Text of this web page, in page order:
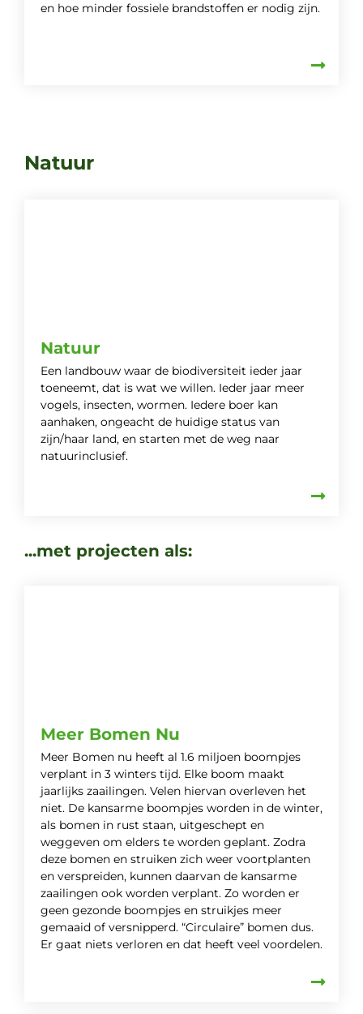
en hoe minder fossiele brandstoffen er nodig zijn.
Natuur
Natuur
Een landbouw waar de biodiversiteit ieder jaar
toeneemt, dat is wat we willen. Ieder jaar meer
vogels, insecten, wormen. Iedere boer kan
aanhaken, ongeacht de huidige status van
zijn/haar land, en starten met de weg naar
natuurinclusief.
...met projecten als:
Meer Bomen Nu
Meer Bomen nu heeft al 1.6 miljoen boompjes
verplant in 3 winters tijd. Elke boom maakt
jaarlijks zaailingen. Velen hiervan overleven het
niet. De kansarme boompjes worden in de winter,
als bomen in rust staan, uitgeschept en
weggeven om elders te worden geplant. Zodra
deze bomen en struiken zich weer voortplanten
en verspreiden, kunnen daarvan de kansarme
zaailingen ook worden verplant. Zo worden er
geen gezonde boompjes en struikjes meer
gemaaid of versnipperd. “Circulaire” bomen dus.
Er gaat niets verloren en dat heeft veel voordelen.